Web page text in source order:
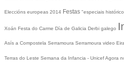
Eleccións europeas 2014 Festas "especiais
Xoán Festa do Carme Día de Galicia Derbi galego
Asís a Compostela Serramoura Serramoura video
Terras do Leste Semana da Infancia - UnicefAgora